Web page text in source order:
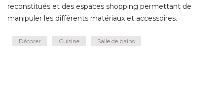
reconstitués et des espaces shopping permettant de
manipuler les différents matériaux et accessoires.
Décorer Cuisine Salle de bains